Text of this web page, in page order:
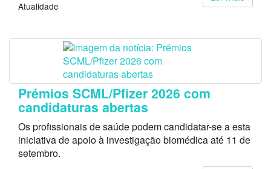
Atualidade
Prémios SCML/Pfizer 2026 com
candidaturas abertas
Os profissionais de saúde podem candidatar-se a esta
iniciativa de apoio à investigação biomédica até 11 de
setembro.